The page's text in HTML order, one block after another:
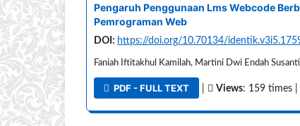
Pengaruh Penggunaan Lms Webcode
Pemrograman Web
DOI: https://doi.org/10.70134/
Faniah Iftitakhul Kamilah, Martini Dwi Endah
PDF - FULL TEXT Views: 159 times |